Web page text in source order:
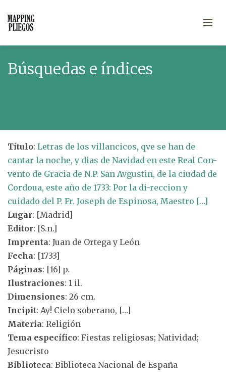
Búsquedas e índices
Título: Letras de los villancicos, qve se han de
cantar la noche, y dias de Navidad en este Real Con-
vento de Gracia de N.P. San Avgustin, de la ciudad de
Cordoua, este año de 1733: Por la di-reccion y
cuidado del P. Fr. Joseph de Espinosa, Maestro […]
Lugar: [Madrid]
Editor: [S.n.]
Imprenta: Juan de Ortega y León
Fecha: [1733]
Páginas: [16] p.
Ilustraciones: 1 il.
Dimensiones: 26 cm.
Incipit: Ay! Cielo soberano, […]
Materia: Religión
Tema específico: Fiestas religiosas; Natividad;
Jesucristo
Biblioteca: Biblioteca Nacional de España